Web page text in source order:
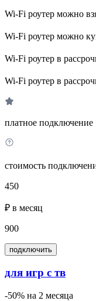
Wi-Fi роутер можно
Wi-Fi роутер можно
Wi-Fi роутер в
Wi-Fi роутер в
платное подключение
стоимость
450
₽ в месяц
900
подключить
для игр с тв
-50% на 2 месяца